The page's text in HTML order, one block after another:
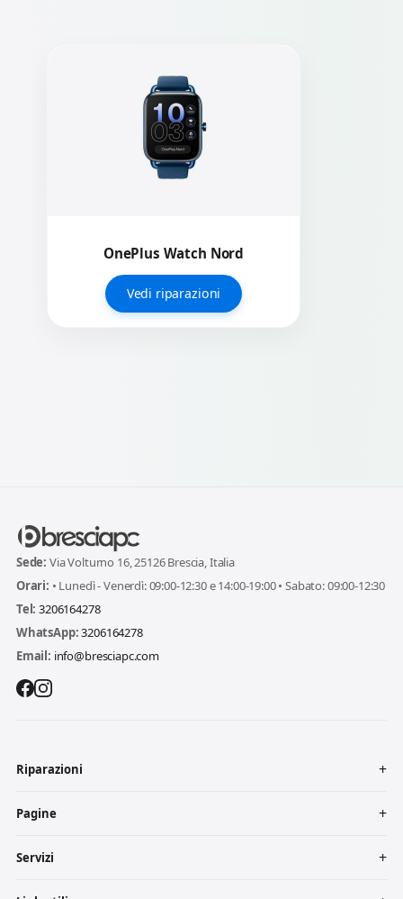
OnePlus Watch Nord
Vedi riparazioni
Sede: Via Volturno 16, 25126 Brescia, Italia
Orari: • Lunedì - Venerdì: 09:00-12:30 e 14:00-19:00 • Sabato: 09:00-12:30
Tel: 3206164278
WhatsApp:3206164278
Email: info@bresciapc.com
Riparazioni
Pagine
Servizi